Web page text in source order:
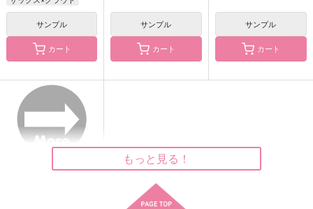
還るあなたへ【上下本
セット】
きまぐれ書房
7,229円（税込）
オールキャラ
サンプル
サンプル
作品詳細
サンプル
サンプル
カート
サンプル
カート
サンプル
カート
もっと見る！